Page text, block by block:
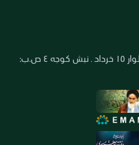
العنوان: ايران ـ قم ـ ميدان جهاد ـ بلوار ١٥ خرداد ـ نبش كوجه ٤ ص.ب: